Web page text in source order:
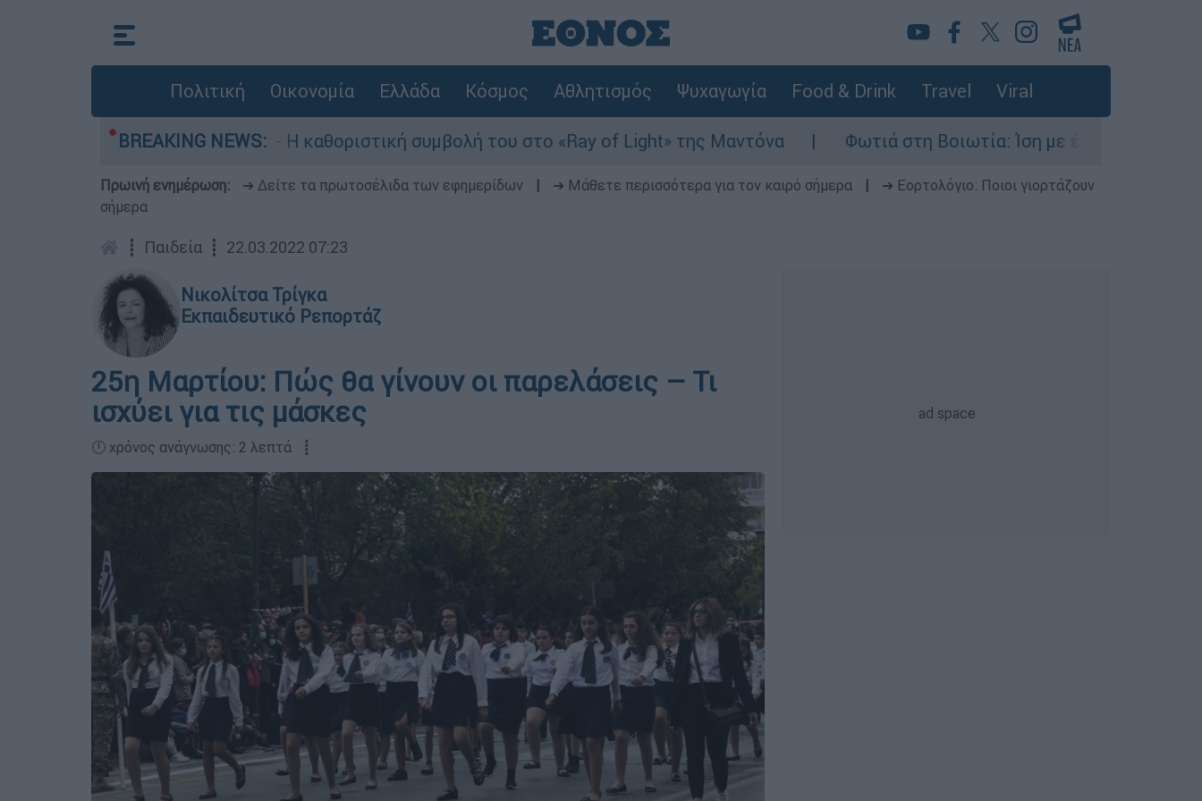
Πολιτική Οικονομία Ελλάδα Κόσμος Αθλητισμός Ψυχαγωγία Food & Drink Travel Viral
BREAKING NEWS:
Γουίλιαμ Όρμπιτ - Η καθοριστική συμβολή του στο «Ray of Light» της Μαντόνα Φωτιά στη Βοιωτία: Ίση με έξι ατομικές βόμβες της
Πρωινή ενημέρωση: ➔ Δείτε τα πρωτοσέλιδα των εφημερίδων ➔ Μάθετε περισσότερα για τον καιρό σήμερα
➔ Εορτολόγιο: Ποιοι γιορτάζουν
σήμερα
┋ Παιδεία ┋ 22.03.2022 07:23
Νικολίτσα Τρίγκα
Εκπαιδευτικό Ρεπορτάζ
25η Μαρτίου: Πώς θα γίνουν οι παρελάσεις – Τι
ισχύει για τις μάσκες
🕛 χρόνος ανάγνωσης: 2 λεπτά ┋